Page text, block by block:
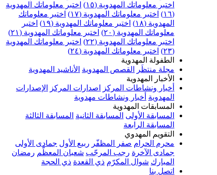
معلوماتك المهدوية (١٥)
اختبر معلوماتك المهدوية
اختبر معلوماتك المهدوية (١٧)
اختبر معلوماتك
اختبر معلوماتك المهدوية (١٩)
اختبر
المهدوية (٢٠)
اختبر معلوماتك المهدوية (٢١)
معلوماتك المهدوية (٢٢)
اختبر معلوماتك المهدوية
اختبر معلوماتك المهدوية (٢٤)
المهدوية
منتظَر
القصص المهدوية الأناشيد المهدوية
المهدوية
ونشاطات المركز اصدارات المركز الإصدارات
أخبار ونشاطات مهدوية
المهدوية
الأولى المسابقة الثانية المسابقة الثالثة
الرابعة
المهدوي
الحرام
صفر المظفّر ربيع الأول جمادى الأولى
رجب المرجّب شعبان المعظّم رمضان
شوال المكرّم ذي القعدة ذي الحجة